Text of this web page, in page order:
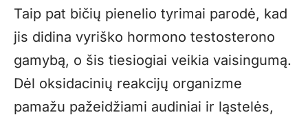
Taip pat bičių pienelio tyrimai parodė, kad
jis didina vyriško hormono testosterono
gamybą, o šis tiesiogiai veikia vaisingumą.
Dėl oksidacinių reakcijų organizme
pamažu pažeidžiami audiniai ir ląstelės,